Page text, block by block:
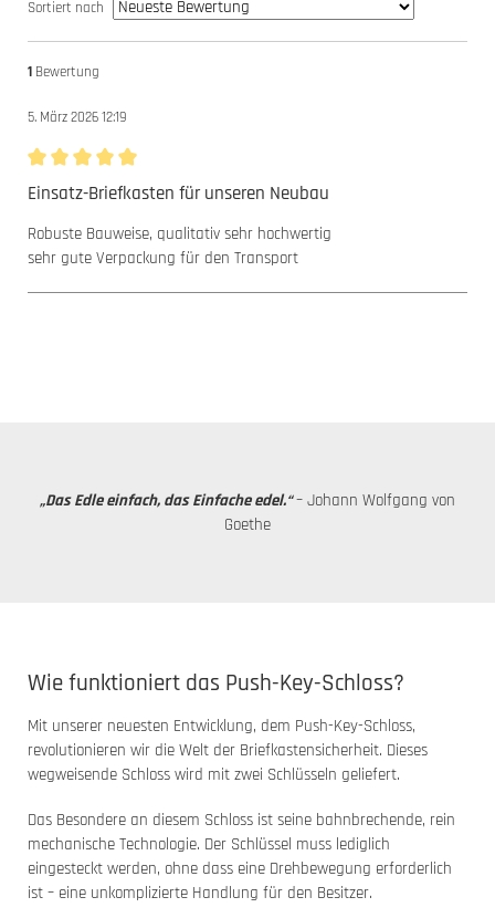
Sortiert nach
1 Bewertung
5. März 2026 12:19
Bewertung mit 5 von 5 Sternen
Einsatz-Briefkasten für unseren Neubau
Robuste Bauweise, qualitativ sehr hochwertig
sehr gute Verpackung für den Transport
„Das Edle einfach, das Einfache edel.“– Johann Wolfgang von
Goethe
Wie funktioniert das Push-Key-Schloss?
Mit unserer neuesten Entwicklung, dem Push-Key-Schloss,
revolutionieren wir die Welt der Briefkastensicherheit. Dieses
wegweisende Schloss wird mit zwei Schlüsseln geliefert.
Das Besondere an diesem Schloss ist seine bahnbrechende, rein
mechanische Technologie. Der Schlüssel muss lediglich
eingesteckt werden, ohne dass eine Drehbewegung erforderlich
ist – eine unkomplizierte Handlung für den Besitzer.